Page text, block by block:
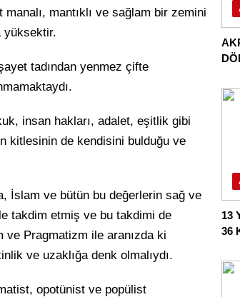
mantıklı ve sağlam bir zemini
yüksektir.
tadından yenmez çifte
insan hakları, adalet, eşitlik gibi
kitlesinin de kendisini bulduğu ve
İslam ve bütün bu değerlerin sağ ve
takdim etmiş ve bu takdimi de
Pragmatizm ile aranızda ki
ve uzaklığa denk olmalıydı.
opotünist ve popülist
13
36